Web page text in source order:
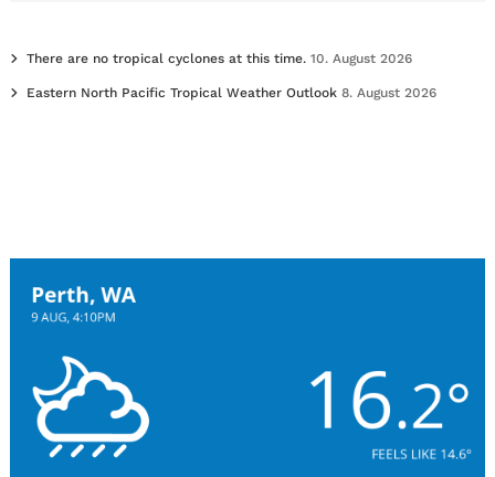
There are no tropical cyclones at this time. 10. August 2026
Eastern North Pacific Tropical Weather Outlook 8. August 2026